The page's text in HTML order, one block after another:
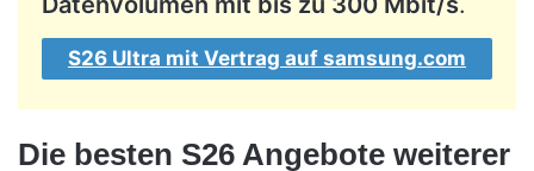
S26 Ultra mit Vertrag auf samsung.com
Die besten S26 Angebote weiterer